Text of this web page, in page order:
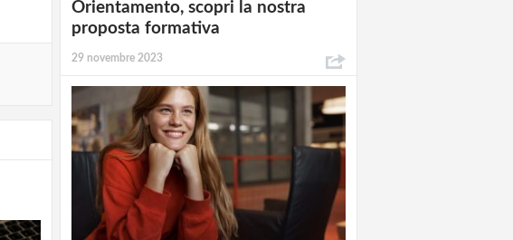
Orientamento, scopri la nostra
proposta formativa
29 novembre 2023